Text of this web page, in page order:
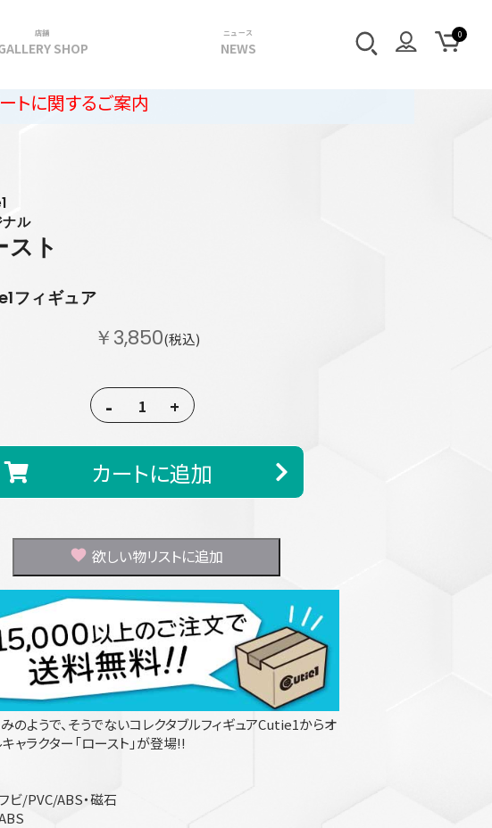
店舗
SHOP
ニュース
NEWS
案内
ル
スト
フィギュア
￥3,850(税込)
- +
カートに追加
欲しい物リストに追加
のようで、そうでないコレクタブルフィギュアCutie1からオ
ャラクター「ロースト」が登場!!
ビ/PVC/ABS・磁石